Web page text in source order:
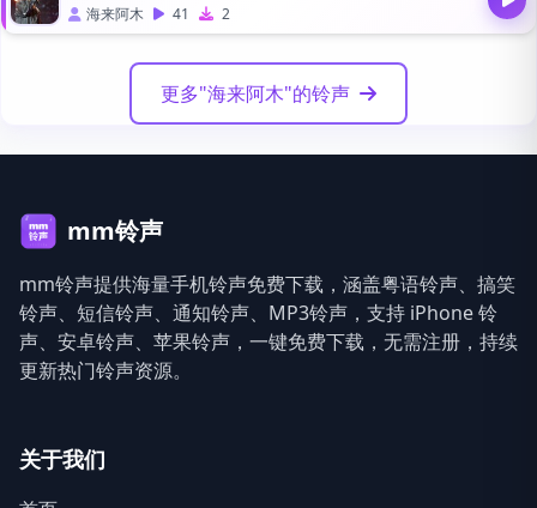
海来阿木 41 2
更多"海来阿木"的铃声
mm铃声
mm铃声提供海量手机铃声免费下载，涵盖粤语铃声、搞笑
铃声、短信铃声、通知铃声、MP3铃声，支持 iPhone 铃
声、安卓铃声、苹果铃声，一键免费下载，无需注册，持续
更新热门铃声资源。
关于我们